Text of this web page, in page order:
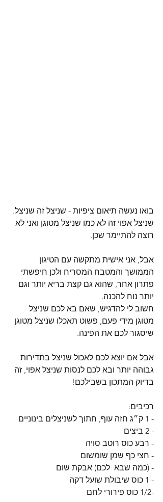
בואו נעשה תיאום ציפיות - שניצל זה שניצל.
שניצל אפוי זה לא כמו שניצל מטוגן ואני לא
רוצה להתיימר שכן.
אבל, אני אישית מתקשה עם הטיגון
הממושך והמטבח המסריח ולכן חיפשתי
פתרון אחר, שהוא גם קצת בריא יותר וגם
יותר נוח להכנה.
חשוב לי להדגיש, שאם בא לכם שניצל
מטוגן מידי פעם, פשוט תאכלו שניצל מטוגן
שיסגור לכם את הפינה.
אבל אם יוצא לכם לאכול שניצל בתדירות
גבוהה יותר ובא לכם לנסות שניצל אפוי, זה
בדיוק המתכון בשבילכם!
רכיבים:
- 1 ק״ג חזה עוף, חתוך לשניצלים בינוניים
- 2 ביצים
- רבע כוס רוטב סויה
- חצי כף שמן שומשום
- (כמה שבא  לכם) אבקת שום
- 1 כוס שיבולת שועל דקה
-1/2 כוס פירורי לחם